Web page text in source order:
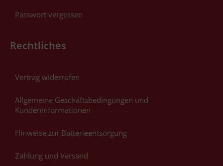
Passwort vergessen
Rechtliches
Vertrag widerrufen
Allgemeine Geschäftsbedingungen und
Kundeninformationen
Hinweise zur Batterieentsorgung
Zahlung und Versand